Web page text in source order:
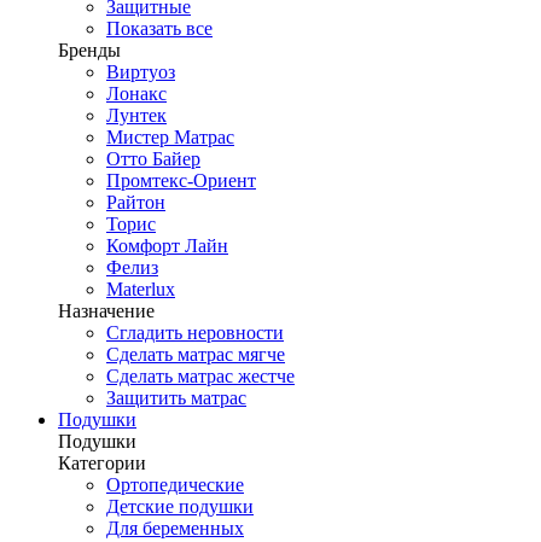
Защитные
Показать все
Бренды
Виртуоз
Лонакс
Лунтек
Мистер Матрас
Отто Байер
Промтекс-Ориент
Райтон
Торис
Комфорт Лайн
Фелиз
Materlux
Назначение
Сгладить неровности
Сделать матрас мягче
Сделать матрас жестче
Защитить матрас
Подушки
Подушки
Категории
Ортопедические
Детские подушки
Для беременных